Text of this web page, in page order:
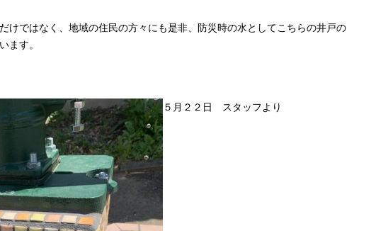
けではなく、地域の住民の方々にも是非、防災時の水としてこちらの井戸の
ます。
５月２２日 スタッフより